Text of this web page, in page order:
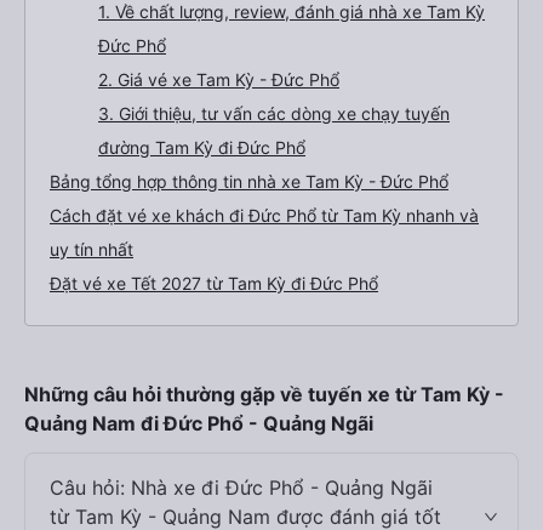
1. Về chất lượng, review, đánh giá nhà xe Tam Kỳ
Đức Phổ
2. Giá vé xe Tam Kỳ - Đức Phổ
3. Giới thiệu, tư vấn các dòng xe chạy tuyến
đường Tam Kỳ đi Đức Phổ
Bảng tổng hợp thông tin nhà xe Tam Kỳ - Đức Phổ
Cách đặt vé xe khách đi Đức Phổ từ Tam Kỳ nhanh và
uy tín nhất
Đặt vé xe Tết 2027 từ Tam Kỳ đi Đức Phổ
Những câu hỏi thường gặp về tuyến xe từ Tam Kỳ -
Quảng Nam đi Đức Phổ - Quảng Ngãi
Câu hỏi: Nhà xe đi Đức Phổ - Quảng Ngãi
từ Tam Kỳ - Quảng Nam được đánh giá tốt